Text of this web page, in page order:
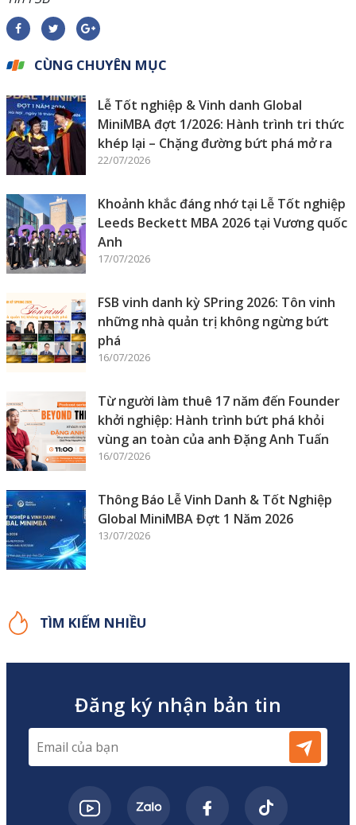
CÙNG CHUYÊN MỤC
Lễ Tốt nghiệp & Vinh danh Global
MiniMBA đợt 1/2026: Hành trình tri thức
khép lại – Chặng đường bứt phá mở ra
22/07/2026
Khoảnh khắc đáng nhớ tại Lễ Tốt nghiệp
Leeds Beckett MBA 2026 tại Vương quốc
Anh
17/07/2026
FSB vinh danh kỳ SPring 2026: Tôn vinh
những nhà quản trị không ngừng bứt
phá
16/07/2026
Từ người làm thuê 17 năm đến Founder
khởi nghiệp: Hành trình bứt phá khỏi
vùng an toàn của anh Đặng Anh Tuấn
16/07/2026
Thông Báo Lễ Vinh Danh & Tốt Nghiệp
Global MiniMBA Đợt 1 Năm 2026
13/07/2026
TÌM KIẾM NHIỀU
Đăng ký nhận bản tin